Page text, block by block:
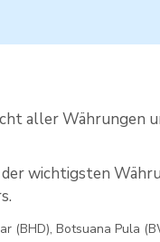
aller Währungen
wichtigsten
Botsuana Pula